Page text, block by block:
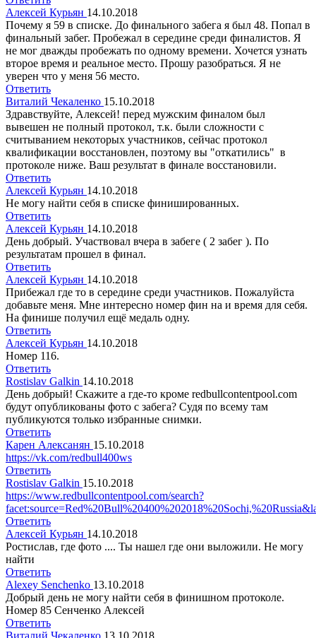
Алексей Курьян 14.10.2018
Почему я 59 в списке. До финального забега я был 48. Попал в
финальный забег. Пробежал в середине среди финалистов. Я
не мог дважды пробежать по одному времени. Хочется узнать
второе время и реальное место. Прошу разобраться. Я не
уверен что у меня 56 место.
Ответить
Виталий Чекаленко 15.10.2018
Здравствуйте, Алексей! перед мужским финалом был
вывешен не полный протокол, т.к. были сложности с
считыванием некоторых участников, сейчас протокол
квалификации восстановлен, поэтому вы "откатились" в
протоколе ниже. Ваш результат в финале восстановили.
Ответить
Алексей Курьян 14.10.2018
Не могу найти себя в списке финишированных.
Ответить
Алексей Курьян 14.10.2018
День добрый. Участвовал вчера в забеге ( 2 забег ). По
результатам прошел в финал.
Ответить
Алексей Курьян 14.10.2018
Прибежал где то в середине среди участников. Пожалуйста
добавьте меня. Мне интересно номер фин на и время для себя.
На финише получил ещё медаль одну.
Ответить
Алексей Курьян 14.10.2018
Номер 116.
Ответить
Rostislav Galkin 14.10.2018
День добрый! Скажите а где-то кроме redbullcontentpool.com
будут опубликованы фото с забега? Судя по всему там
публикуются только избранные снимки.
Ответить
Карен Алексанян 15.10.2018
https://vk.com/redbull400ws
Ответить
Rostislav Galkin 15.10.2018
https://www.redbullcontentpool.com/search?
Ответить
Алексей Курьян 14.10.2018
Ростислав, где фото .... Ты нашел где они выложили. Не могу
найти
Ответить
Alexey Senchenko 13.10.2018
Добрый день не могу найти себя в финишном протоколе.
Номер 85 Сенченко Алексей
Ответить
Виталий Чекаленко 13.10.2018